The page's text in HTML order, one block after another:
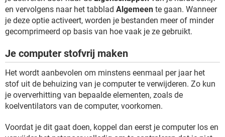
en vervolgens naar het tabblad Algemeen te gaan. Wanneer
je deze optie activeert, worden je bestanden meer of minder
gecomprimeerd op basis van hoe vaak je ze gebruikt.
Je computer stofvrij maken
Het wordt aanbevolen om minstens eenmaal per jaar het
stof uit de behuizing van je computer te verwijderen. Zo kun
je oververhitting van bepaalde elementen, zoals de
koelventilators van de computer, voorkomen.
Voordat je dit gaat doen, koppel dan eerst je computer los en